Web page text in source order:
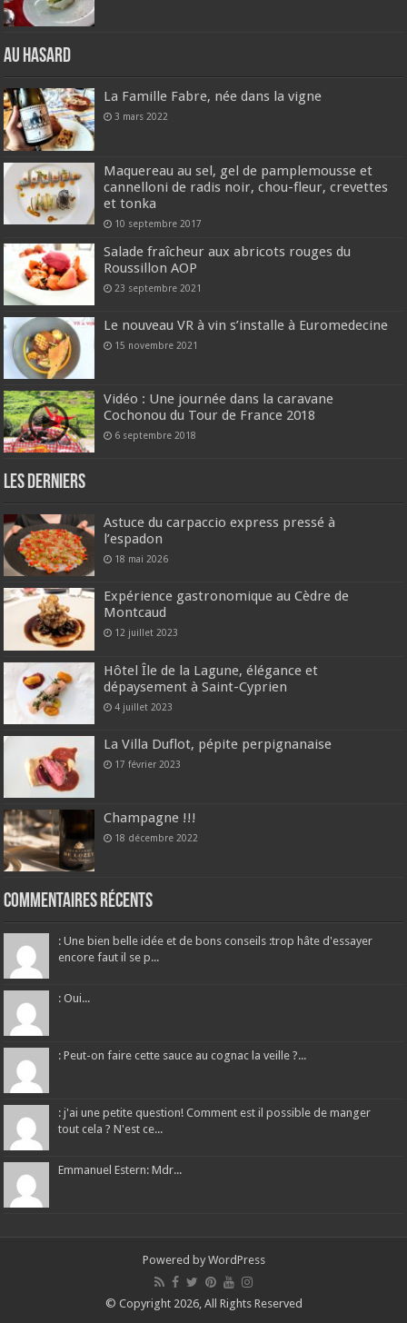
Au hasard
La Famille Fabre, née dans la vigne
3 mars 2022
Maquereau au sel, gel de pamplemousse et
cannelloni de radis noir, chou-fleur, crevettes
et tonka
10 septembre 2017
Salade fraîcheur aux abricots rouges du
Roussillon AOP
23 septembre 2021
Le nouveau VR à vin s’installe à Euromedecine
15 novembre 2021
Vidéo : Une journée dans la caravane
Cochonou du Tour de France 2018
6 septembre 2018
Les derniers
Astuce du carpaccio express pressé à
l’espadon
18 mai 2026
Expérience gastronomique au Cèdre de
Montcaud
12 juillet 2023
Hôtel Île de la Lagune, élégance et
dépaysement à Saint-Cyprien
4 juillet 2023
La Villa Duflot, pépite perpignanaise
17 février 2023
Champagne !!!
18 décembre 2022
Commentaires récents
: Une bien belle idée et de bons conseils :trop hâte d'essayer
encore faut il se p...
: Oui...
: Peut-on faire cette sauce au cognac la veille ?...
: j'ai une petite question! Comment est il possible de manger
tout cela ? N'est ce...
Emmanuel Estern: Mdr...
Powered by WordPress
© Copyright 2026, All Rights Reserved